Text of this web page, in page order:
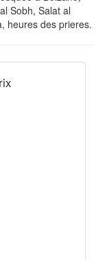
Sobh, Salat al
heures des prieres.